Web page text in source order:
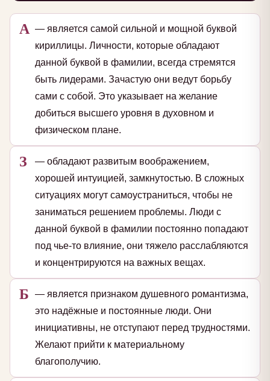
А — является самой сильной и мощной буквой
кириллицы. Личности, которые обладают
данной буквой в фамилии, всегда стремятся
быть лидерами. Зачастую они ведут борьбу
сами с собой. Это указывает на желание
добиться высшего уровня в духовном и
физическом плане.
З
— обладают развитым воображением,
хорошей интуицией, замкнутостью. В сложных
ситуациях могут самоустраниться, чтобы не
заниматься решением проблемы. Люди с
данной буквой в фамилии постоянно попадают
под чье-то влияние, они тяжело расслабляются
и концентрируются на важных вещах.
Б
— является признаком душевного романтизма,
это надёжные и постоянные люди. Они
инициативны, не отступают перед трудностями.
Желают прийти к материальному
благополучию.